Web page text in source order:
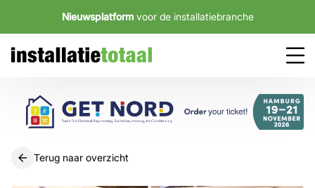
Nieuwsplatform voor de installatiebranche
Terug naar overzicht